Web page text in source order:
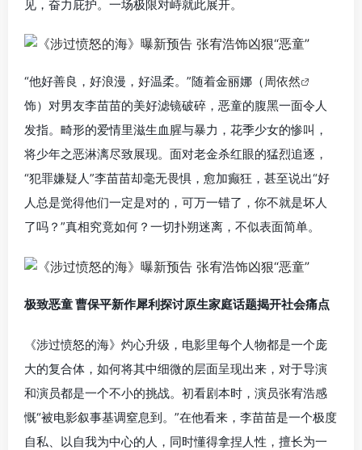
见，奋力庇护。一场极限对峙就此展开。
“他好善良，好浪漫，好温柔。”随着金丽娜（周依然
饰）对男友李苗苗的美好滤镜破碎，恶童的腹黑一面令人
发指。畸形的爱情里滋生血腥与暴力，花季少女的惨叫，
将少年之恶淋漓尽致展现。面对老金杀红眼的猛烈追逐，
“犯罪嫌疑人”李苗苗却毫无畏惧，愈加癫狂，甚至说出“好
人总是觉得他们一定是对的，可万一错了，你不就是坏人
了吗？”真相究竟如何？一切扑朔迷离，不似表面简单。
极致恶童 曹保平新作犀利探讨原生家庭话题揭开社会痛点
《涉过愤怒的海》灼心升级，电影里每个人物都是一个庞
大的复合体，如何将其中细微的层面呈现出来，对于导演
和演员都是一个不小的挑战。初看剧本时，演员张宥浩感
慨“被电影叙事基调窒息到。”在他看来，李苗苗是一个极度
自私、以自我为中心的人，同时懂得拿捏人性，擅长为一